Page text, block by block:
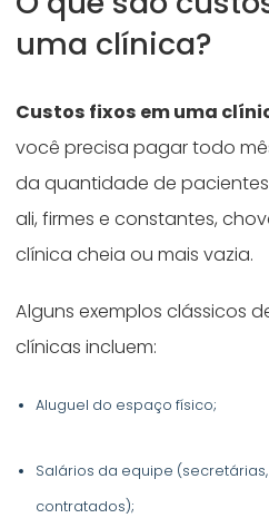
uma clínica?
Custos fixos em uma
você precisa pagar todo
da quantidade de
ali, firmes e constantes,
clínica cheia ou mais vazia.
Alguns exemplos clássicos
clínicas incluem:
Aluguel do espaço físico;
Salários da equipe
contratados);